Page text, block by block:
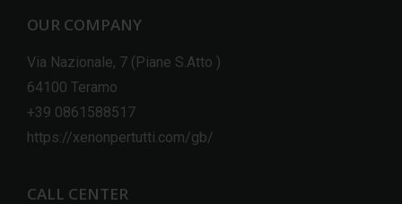
OUR COMPANY
Via Nazionale, 7 (Piane S.Atto )
64100 Teramo
+39 0861588517
https://xenonpertutti.com/gb/
CALL CENTER